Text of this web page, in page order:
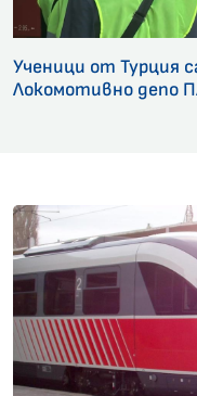
Ученици от Турция
Локомотивно депо